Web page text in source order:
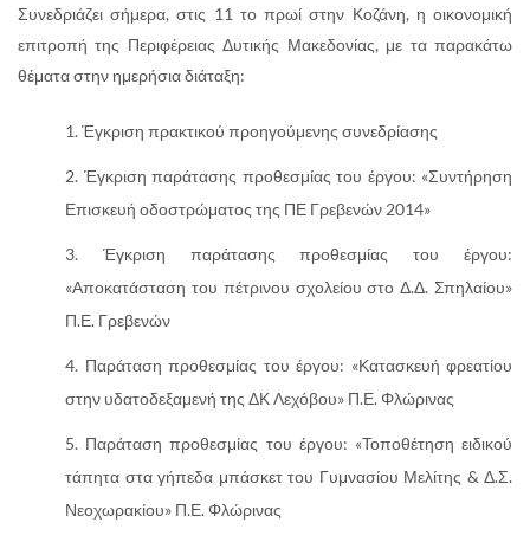
Συνεδριάζει σήμερα, στις 11 το πρωί στην Κοζάνη, η οικονομική
επιτροπή της Περιφέρειας Δυτικής Μακεδονίας, με τα παρακάτω
θέματα στην ημερήσια διάταξη:
Έγκριση πρακτικού προηγούμενης συνεδρίασης
Έγκριση παράτασης προθεσμίας του έργου: «Συντήρηση
Επισκευή οδοστρώματος της ΠΕ Γρεβενών 2014»
Έγκριση παράτασης προθεσμίας του έργου:
«Αποκατάσταση του πέτρινου σχολείου στο Δ.Δ. Σπηλαίου»
Π.Ε. Γρεβενών
Παράταση προθεσμίας του έργου: «Κατασκευή φρεατίου
στην υδατοδεξαμενή της ΔΚ Λεχόβου» Π.Ε. Φλώρινας
Παράταση προθεσμίας του έργου: «Τοποθέτηση ειδικού
τάπητα στα γήπεδα μπάσκετ του Γυμνασίου Μελίτης & Δ.Σ.
Νεοχωρακίου» Π.Ε. Φλώρινας